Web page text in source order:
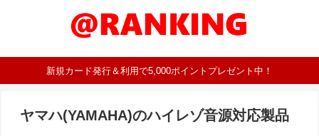
新規カード発行＆利用で5,000ポイントプレゼント中！
ヤマハ(YAMAHA)のハイレゾ音源対応製品